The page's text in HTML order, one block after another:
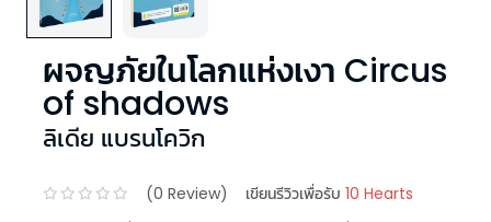
ผจญภัยในโลกแห่งเงา Circus
of shadows
ลิเดีย แบรนโควิก
(0 Review) เขียนรีวิวเพื่อรับ 10 Hearts